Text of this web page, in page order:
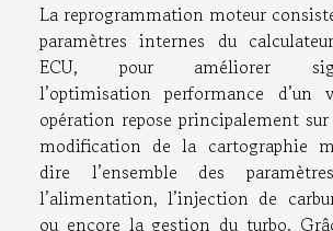
La reprogrammation moteur
paramètres internes du
ECU, pour améliorer
l’optimisation performance d’un
opération repose principalement
modification de la cartographie
dire l’ensemble des
l’alimentation, l’injection de
ou encore la gestion du turbo.